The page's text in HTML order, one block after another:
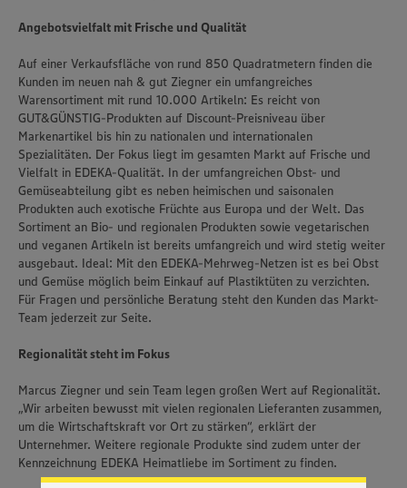
Wir setzen Cookies und andere Technologien ein, um Ihnen
ein bestmögliches Nutzungserlebnis unserer Website zu
ermöglichen. Wir verwenden Ihre Daten, um unsere
Website zu personalisieren und Ihnen möglichst relevante
Inhalte anzubieten. Ihre Einwilligung in die Nutzung von
Cookies und anderer Technologien ist freiwillig und kann
Angebotsvielfalt mit Frische und Qualität
Auf einer Verkaufsfläche von rund 850 Quadratmetern finden die
Kunden im neuen nah & gut Ziegner ein umfangreiches
Warensortiment mit rund 10.000 Artikeln: Es reicht von
GUT&GÜNSTIG-Produkten auf Discount-Preisniveau über
Markenartikel bis hin zu nationalen und internationalen
Spezialitäten. Der Fokus liegt im gesamten Markt auf Frische und
Vielfalt in EDEKA-Qualität. In der umfangreichen Obst- und
Gemüseabteilung gibt es neben heimischen und saisonalen
Produkten auch exotische Früchte aus Europa und der Welt. Das
Sortiment an Bio- und regionalen Produkten sowie vegetarischen
und veganen Artikeln ist bereits umfangreich und wird stetig weiter
ausgebaut. Ideal: Mit den EDEKA-Mehrweg-Netzen ist es bei Obst
und Gemüse möglich beim Einkauf auf Plastiktüten zu verzichten.
Für Fragen und persönliche Beratung steht den Kunden das Markt-
Team jederzeit zur Seite.
Regionalität steht im Fokus
Marcus Ziegner und sein Team legen großen Wert auf Regionalität.
„Wir arbeiten bewusst mit vielen regionalen Lieferanten zusammen,
um die Wirtschaftskraft vor Ort zu stärken“, erklärt der
Unternehmer. Weitere regionale Produkte sind zudem unter der
Kennzeichnung EDEKA Heimatliebe im Sortiment zu finden.